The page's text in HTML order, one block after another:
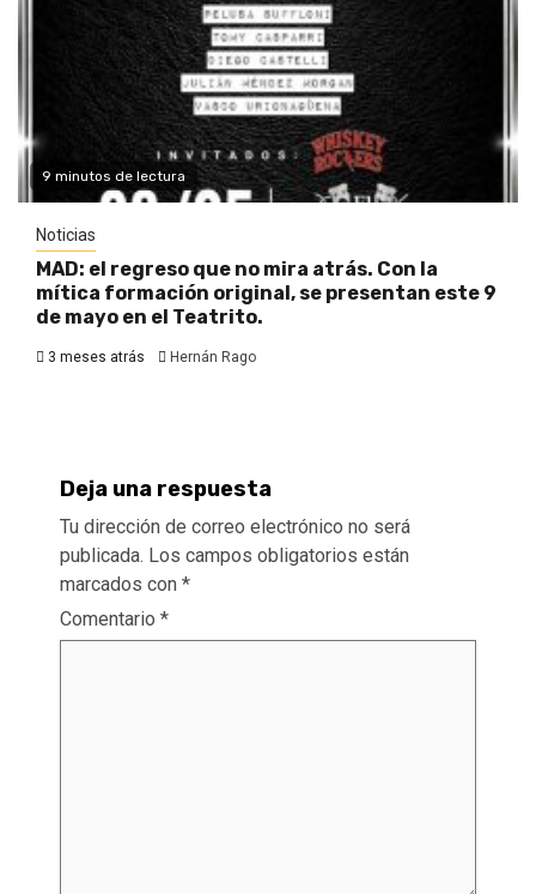
9 minutos de lectura
Noticias
MAD: el regreso que no mira atrás. Con la
mítica formación original, se presentan este 9
de mayo en el Teatrito.
3 meses atrás Hernán Rago
Deja una respuesta
Tu dirección de correo electrónico no será
publicada. Los campos obligatorios están
marcados con *
Comentario *